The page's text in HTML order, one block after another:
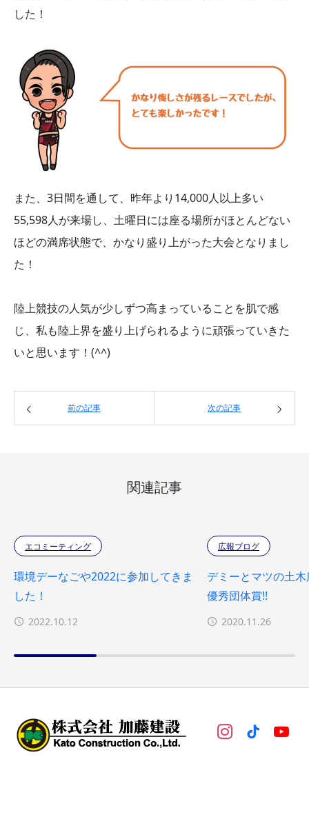
した！
また、3日間を通して、昨年より14,000人以上多い
55,598人が来場し、土曜日には座る場所がほとんどない
ほどの満席状態で、かなり盛り上がった大会となりまし
た！
陸上競技の人気が少しずつ高まっていることを肌で感
じ、私も陸上界を盛り上げられるように頑張っていきた
いと思います！(^^)
前の記事 次の記事
関連記事
エコミーティング
環境デーなごや2022に参加してきま
した！
2022.10.12
広報ブログ
デミーとマツの土
優秀団体賞!!
2020.11.26